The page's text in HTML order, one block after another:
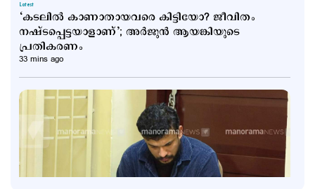
Latest
‘കടലില്‍ കാണാതായവരെ കിട്ടിയോ? ജീവിതം
നഷ്ടപ്പെട്ടയാളാണ്’; അര്‍ജുന്‍ ആയങ്കിയുടെ
പ്രതികരണം
33 mins ago